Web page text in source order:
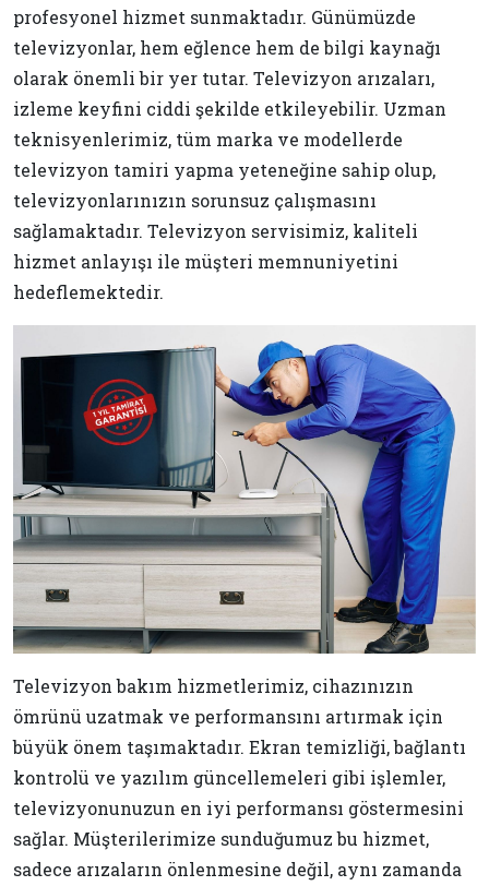
profesyonel hizmet sunmaktadır. Günümüzde
televizyonlar, hem eğlence hem de bilgi kaynağı
olarak önemli bir yer tutar. Televizyon arızaları,
izleme keyfini ciddi şekilde etkileyebilir. Uzman
teknisyenlerimiz, tüm marka ve modellerde
televizyon tamiri yapma yeteneğine sahip olup,
televizyonlarınızın sorunsuz çalışmasını
sağlamaktadır. Televizyon servisimiz, kaliteli
hizmet anlayışı ile müşteri memnuniyetini
hedeflemektedir.
Televizyon bakım hizmetlerimiz, cihazınızın
ömrünü uzatmak ve performansını artırmak için
büyük önem taşımaktadır. Ekran temizliği, bağlantı
kontrolü ve yazılım güncellemeleri gibi işlemler,
televizyonunuzun en iyi performansı göstermesini
sağlar. Müşterilerimize sunduğumuz bu hizmet,
sadece arızaların önlenmesine değil, aynı zamanda